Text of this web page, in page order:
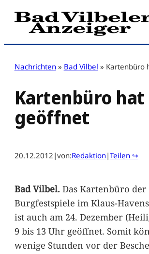
Zum
Inhalt
Nachrichten » Bad Vilbel » Kartenbüro
Kartenbüro hat
geöffnet
20.12.2012 |von:Redaktion|Teilen ↪
Bad Vilbel.Das Kartenbüro der
Burgfestspiele im Klaus-
ist auch am 24. Dezember
9 bis 13 Uhr geöffnet. Somit
wenige Stunden vor der